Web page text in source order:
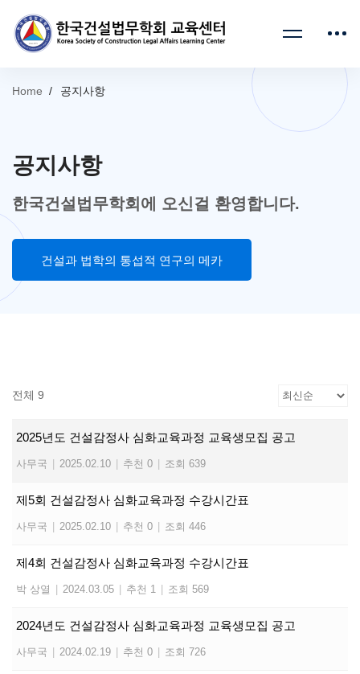
Home 공지사항
공지사항
한국건설법무학회에 오신걸 환영합니다.
건설과 법학의 통섭적 연구의 메카
전체 9
2025년도 건설감정사 심화교육과정 교육생모집 공고
사무국 | 2025.02.10 | 추천 0 | 조회 639
제5회 건설감정사 심화교육과정 수강시간표
사무국 | 2025.02.10 | 추천 0 | 조회 446
제4회 건설감정사 심화교육과정 수강시간표
박 상열 | 2024.03.05 | 추천 1 | 조회 569
2024년도 건설감정사 심화교육과정 교육생모집 공고
사무국 | 2024.02.19 | 추천 0 | 조회 726